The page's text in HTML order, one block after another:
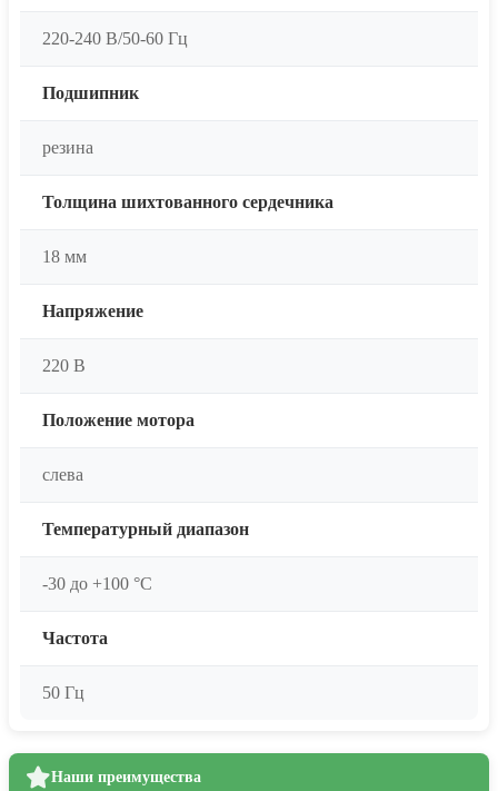
220-240 В/50-60 Гц
Подшипник
резина
Толщина шихтованного сердечника
18 мм
Напряжение
220 В
Положение мотора
слева
Температурный диапазон
-30 до +100 °C
Частота
50 Гц
Наши преимущества